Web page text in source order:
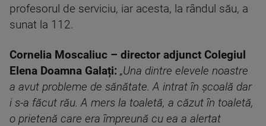
profesorul de serviciu, iar acesta, la rândul său, a
sunat la 112.
Cornelia Moscaliuc – director adjunct Colegiul
Elena Doamna Galați: „Una dintre elevele noastre
a avut probleme de sănătate. A intrat în școală dar
i s-a făcut rău. A mers la toaletă, a căzut în toaletă,
o prietenă care era împreună cu ea a alertat